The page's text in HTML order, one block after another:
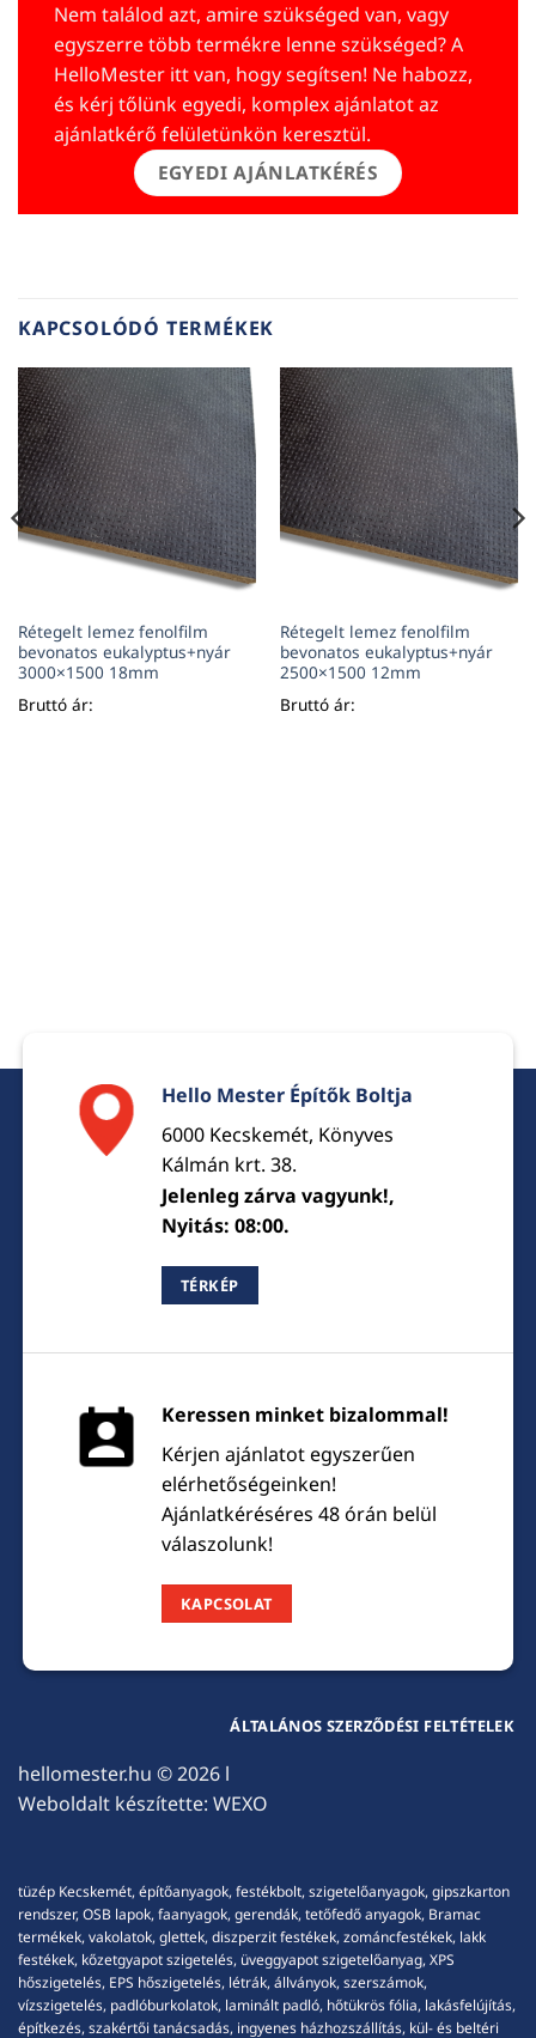
Nem találod azt, amire szükséged van, vagy
egyszerre több termékre lenne szükséged? A
HelloMester itt van, hogy segítsen! Ne habozz,
és kérj tőlünk egyedi, komplex ajánlatot az
ajánlatkérő felületünkön keresztül.
EGYEDI AJÁNLATKÉRÉS
KAPCSOLÓDÓ TERMÉKEK
Rétegelt lemez fenolfilm
bevonatos eukalyptus+nyár
3000×1500 18mm
Bruttó ár:
Rétegelt lemez fenolfilm
bevonatos eukalyptus+nyár
2500×1500 12mm
Bruttó ár:
Hello Mester Építők Boltja
6000 Kecskemét, Könyves
Kálmán krt. 38.
Jelenleg zárva vagyunk!,
Nyitás: 08:00.
TÉRKÉP
Keressen minket bizalommal!
Kérjen ajánlatot egyszerűen
elérhetőségeinken!
Ajánlatkéréséres 48 órán belül
válaszolunk!
KAPCSOLAT
hellomester.hu © 2026 l
Weboldalt készítette: WEXO
ÁLTALÁNOS SZERZŐDÉSI FELTÉTELEK
tüzép Kecskemét, építőanyagok, festékbolt, szigetelőanyagok, gipszkarton
rendszer, OSB lapok, faanyagok, gerendák, tetőfedő anyagok, Bramac
termékek, vakolatok, glettek, diszperzit festékek, zománcfestékek, lakk
festékek, kőzetgyapot szigetelés, üveggyapot szigetelőanyag, XPS
hőszigetelés, EPS hőszigetelés, létrák, állványok, szerszámok,
vízszigetelés, padlóburkolatok, laminált padló, hőtükrös fólia, lakásfelújítás,
építkezés, szakértői tanácsadás, ingyenes házhozszállítás, kül- és beltéri